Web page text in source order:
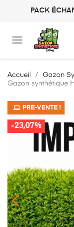
PACK
Accueil Gazon
Gazon synthétique
PRE-VENTE !
-23,07%
PRE-VENTE !
-23,07%